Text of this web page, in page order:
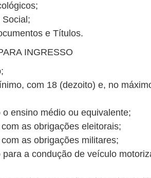
e Títulos.
INGRESSO
com 18 (dezoito) e, no
ensino médio ou equivalente;
as obrigações eleitorais;
as obrigações militares;
para a condução de veículo